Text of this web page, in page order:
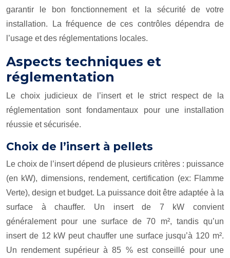
garantir le bon fonctionnement et la sécurité de votre
installation. La fréquence de ces contrôles dépendra de
l’usage et des réglementations locales.
Aspects techniques et
réglementation
Le choix judicieux de l’insert et le strict respect de la
réglementation sont fondamentaux pour une installation
réussie et sécurisée.
Choix de l’insert à pellets
Le choix de l’insert dépend de plusieurs critères : puissance
(en kW), dimensions, rendement, certification (ex: Flamme
Verte), design et budget. La puissance doit être adaptée à la
surface à chauffer. Un insert de 7 kW convient
généralement pour une surface de 70 m², tandis qu’un
insert de 12 kW peut chauffer une surface jusqu’à 120 m².
Un rendement supérieur à 85 % est conseillé pour une